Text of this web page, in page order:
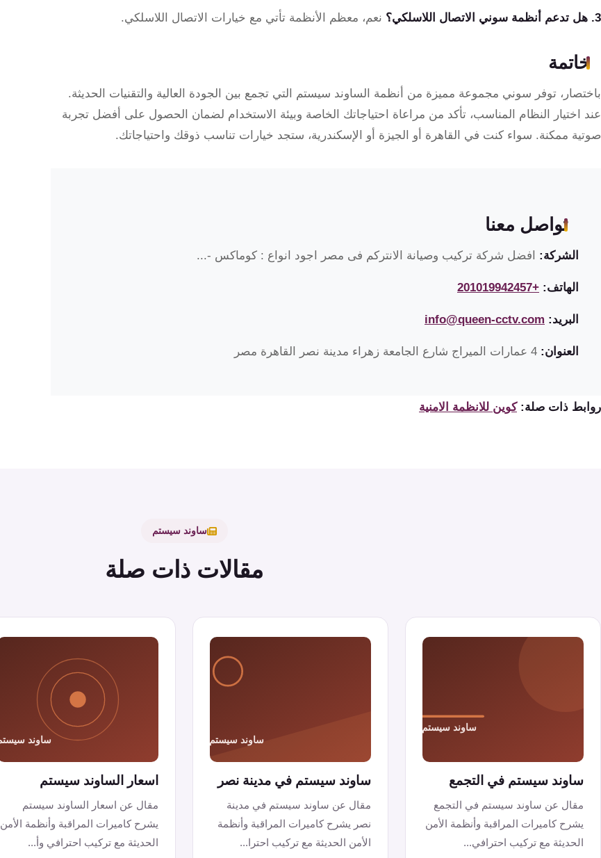
3. هل تدعم أنظمة سوني الاتصال اللاسلكي؟ نعم، معظم الأنظمة تأتي مع خيارات الاتصال اللاسلكي.
خاتمة
باختصار، توفر سوني مجموعة مميزة من أنظمة الساوند سيستم التي تجمع بين الجودة العالية والتقنيات الحديثة.
عند اختيار النظام المناسب، تأكد من مراعاة احتياجاتك الخاصة وبيئة الاستخدام لضمان الحصول على أفضل تجربة
صوتية ممكنة. سواء كنت في القاهرة أو الجيزة أو الإسكندرية، ستجد خيارات تناسب ذوقك واحتياجاتك.
تواصل معنا
الشركة: افضل شركة تركيب وصيانة الانتركم فى مصر اجود انواع : كوماكس -...
الهاتف: +201019942457
البريد: info@queen-cctv.com
العنوان:
روابط ذات صلة: كوين للانظمة الامنية
ساوند سيستم
مقالات ذات صلة
ساوند سيستم في التجمع
مقال عن ساوند سيستم في التجمع
يشرح كاميرات المراقبة وأنظمة الأمن
الحديثة مع تركيب احترافي...
ساوند سيستم في مدينة نصر
مقال عن ساوند سيستم في مدينة
نصر يشرح كاميرات المراقبة وأنظمة
الأمن الحديثة مع تركيب احترا...
اسعار الساوند سيستم
مقال عن اسعار الساوند سيستم
يشرح كاميرات المراقبة وأنظمة الأمن
الحديثة مع تركيب احترافي وأ...